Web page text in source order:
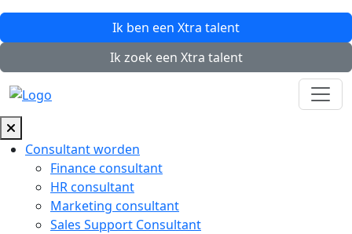
Ik ben een Xtra talent
Ik zoek een Xtra talent
Consultant worden
Finance consultant
HR consultant
Marketing consultant
Sales Support Consultant